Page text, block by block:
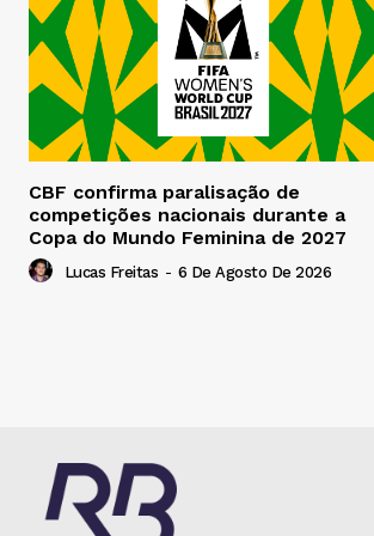
CBF confirma paralisação de
competições nacionais durante a
Copa do Mundo Feminina de 2027
Lucas Freitas - 6 De Agosto De 2026